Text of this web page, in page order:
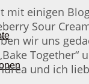
mit einigen
Sour
wir uns
und ich